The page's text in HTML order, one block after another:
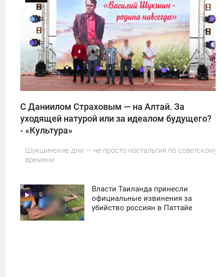
0
5
С Даниилом Страховым — на Алтай. За
уходящей натурой или за идеалом будущего?
- «Культура»
Шукшинские дни — не просто ностальгия по советскому
времени
Власти Таиланда принесли
официальные извинения за
убийство россиян в Паттайе